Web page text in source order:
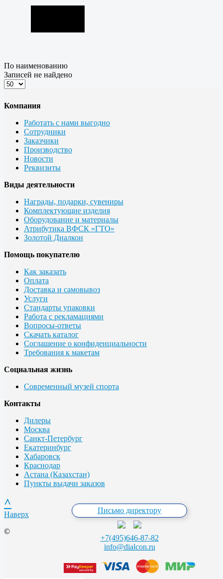
По наименованию
Записей не найдено
Компания
Работать с нами выгодно
Сотрудники
Заказчики
Производство
Новости
Реквизиты
Виды деятельности
Награды, подарки, сувениры
Комплектующие изделия
Оборудование и материалы
Атрибутика ВФСК «ГТО»
Золотой Диалкон
Помощь покупателю
Как заказать
Оплата
Доставка и самовывоз
Услуги
Стандарты упаковки
Работа с рекламациями
Вопросы-ответы
Скачать каталог
Соглашение о конфиденциальности
Требования к макетам
Социальная жизнь
Современный музей спорта
Контакты
Дилеры
Москва
Санкт-Петербург
Екатеринбург
Хабаровск
Краснодар
Астана (Казахстан)
Пункты выдачи заказов
Письмо директору
+7(495)646-87-82
info@dialcon.ru
^
Наверх
©